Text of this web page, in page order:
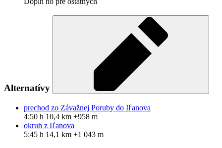
Alternatívy
prechod zo Závažnej Poruby do Iľanova
4:50 h 10,4 km +958 m
okruh z Iľanova
5:45 h 14,1 km +1 043 m